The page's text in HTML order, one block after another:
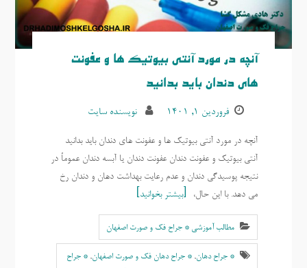
آنچه در مورد آنتی بیوتیک ها و عفونت
های دندان باید بدانید
فروردین ۱, ۱۴۰۱ نویسنده سایت
آنچه در مورد آنتی بیوتیک ها و عفونت های دندان باید بدانید
آنتی بیوتیک و عفونت دندان عفونت دندان یا آبسه دندان عموماً در
نتیجه پوسیدگی دندان و عدم رعایت بهداشت دهان و دندان رخ
می دهد. با این حال،
بیشتر بخوانید
مطالب آموزشی * جراح فک و صورت اصفهان
* جراح دهان, * جراح دهان فک و صورت اصفهان, * جراح